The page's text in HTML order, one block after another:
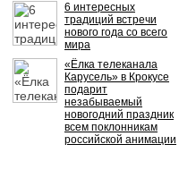
6 интересных
традиций встречи
нового года со всего
мира
«Ёлка телеканала
Карусель» в Крокусе
подарит
незабываемый
новогодний праздник
всем поклонникам
российской анимации